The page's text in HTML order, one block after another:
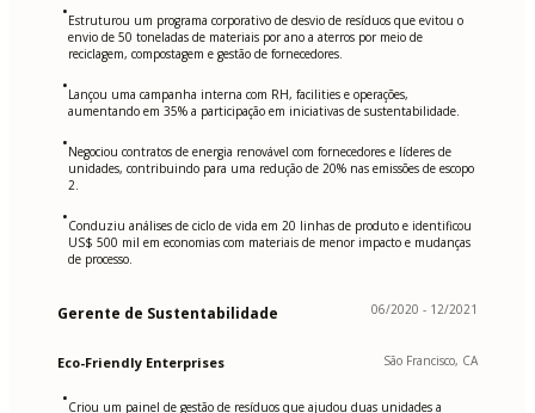
•Estruturou um programa corporativo de desvio de resíduos que evitou o
envio de 50 toneladas de materiais por ano a aterros por meio de
reciclagem, compostagem e gestão de fornecedores.
•Lançou uma campanha interna com RH, facilities e operações,
aumentando em 35% a participação em iniciativas de sustentabilidade.
•Negociou contratos de energia renovável com fornecedores e líderes de
unidades, contribuindo para uma redução de 20% nas emissões de escopo
2.
•Conduziu análises de ciclo de vida em 20 linhas de produto e identificou
US$ 500 mil em economias com materiais de menor impacto e mudanças
de processo.
Gerente de Sustentabilidade 06/2020 - 12/2021
Eco-Friendly Enterprises São Francisco, CA
•Criou um painel de gestão de resíduos que ajudou duas unidades a